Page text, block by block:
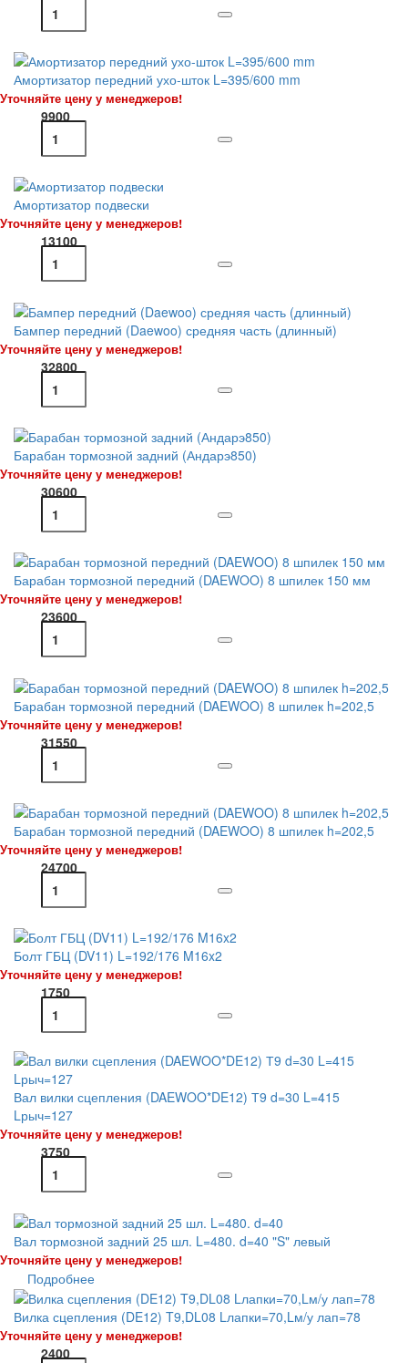
Амортизатор передний ухо-шток L=395/600 mm
Уточняйте цену у менеджеров!
9900
Амортизатор подвески
Уточняйте цену у менеджеров!
13100
Бампер передний (Daewoo) средняя часть (длинный)
Уточняйте цену у менеджеров!
32800
Барабан тормозной задний (Андарэ850)
Уточняйте цену у менеджеров!
30600
Барабан тормозной передний (DAEWOO) 8 шпилек 150 мм
Уточняйте цену у менеджеров!
23600
Барабан тормозной передний (DAEWOO) 8 шпилек h=202,5
Уточняйте цену у менеджеров!
31550
Барабан тормозной передний (DAEWOO) 8 шпилек h=202,5
Уточняйте цену у менеджеров!
24700
Болт ГБЦ (DV11) L=192/176 M16x2
Уточняйте цену у менеджеров!
1750
Вал вилки сцепления (DAEWOO*DE12) Т9 d=30 L=415
Lрыч=127
Уточняйте цену у менеджеров!
3750
Вал тормозной задний 25 шл. L=480. d=40 "S" левый
Уточняйте цену у менеджеров!
Подробнее
Вилка сцепления (DE12) T9,DL08 Lлапки=70,Lм/у лап=78
Уточняйте цену у менеджеров!
2400